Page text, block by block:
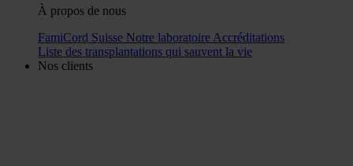
À propos de nous
FamiCord Suisse Notre laboratoire Accréditations
Liste des transplantations qui sauvent la vie
Nos clients